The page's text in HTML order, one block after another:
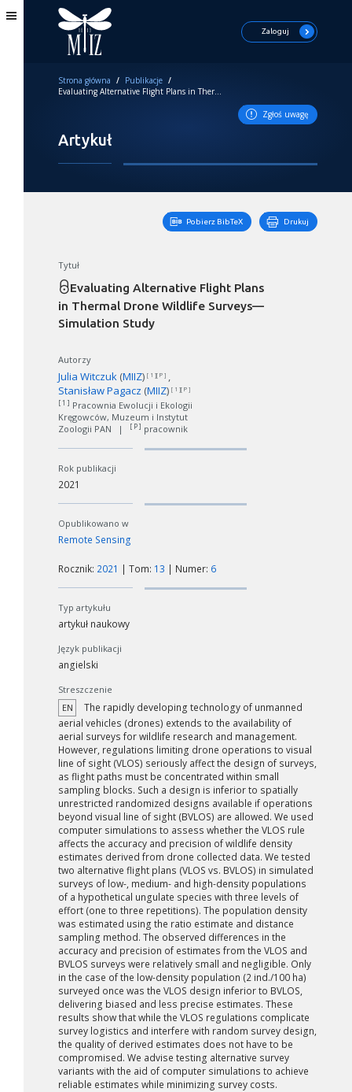
Zaloguj
Strona główna / Publikacje /
Evaluating Alternative Flight Plans in Thermal Drone Wildlife Surveys—Simulation Study
Zgłoś uwagę
Artykuł
Pobierz BibTeX Drukuj
Tytuł
Evaluating Alternative Flight Plans
in Thermal Drone Wildlife Surveys—
Simulation Study
Autorzy
Julia Witczuk (MIIZ) [ 1 ][ P ]
Stanisław Pagacz (MIIZ) [ 1 ][ P ]
[ 1 ] Pracownia Ewolucji i Ekologii
Kręgowców, Muzeum i Instytut
Zoologii PAN
| [ P ] pracownik
Rok publikacji
2021
Opublikowano w
Remote Sensing
Rocznik: 2021 | Tom: 13 | Numer: 6
Typ artykułu
artykuł naukowy
Język publikacji
angielski
Streszczenie
EN
The rapidly developing technology of unmanned
aerial vehicles (drones) extends to the availability of
aerial surveys for wildlife research and management.
However, regulations limiting drone operations to visual
line of sight (VLOS) seriously affect the design of surveys,
as flight paths must be concentrated within small
sampling blocks. Such a design is inferior to spatially
unrestricted randomized designs available if operations
beyond visual line of sight (BVLOS) are allowed. We used
computer simulations to assess whether the VLOS rule
affects the accuracy and precision of wildlife density
estimates derived from drone collected data. We tested
two alternative flight plans (VLOS vs. BVLOS) in simulated
surveys of low-, medium- and high-density populations
of a hypothetical ungulate species with three levels of
effort (one to three repetitions). The population density
was estimated using the ratio estimate and distance
sampling method. The observed differences in the
accuracy and precision of estimates from the VLOS and
BVLOS surveys were relatively small and negligible. Only
in the case of the low-density population (2 ind./100 ha)
surveyed once was the VLOS design inferior to BVLOS,
delivering biased and less precise estimates. These
results show that while the VLOS regulations complicate
survey logistics and interfere with random survey design,
the quality of derived estimates does not have to be
compromised. We advise testing alternative survey
variants with the aid of computer simulations to achieve
reliable estimates while minimizing survey costs.